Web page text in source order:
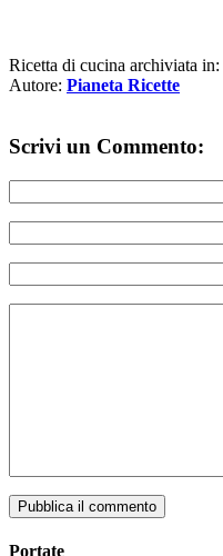
Ricetta di cucina archiviata in:
Autore: Pianeta Ricette
Scrivi un Commento:
Pubblica il commento
Portate